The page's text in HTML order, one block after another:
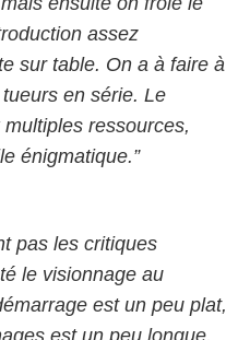
assez
sur table. On a à faire à
en série. Le
ressources,
énigmatique.”
pas les critiques
le visionnage au
est un peu plat,